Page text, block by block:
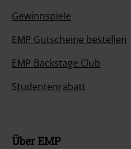
Gewinnspiele
EMP Gutscheine bestellen
EMP Backstage Club
Studentenrabatt
Über EMP